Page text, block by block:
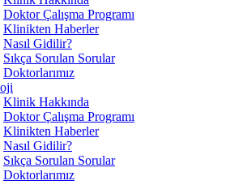
Doktor Çalışma Programı
Klinikten Haberler
Nasıl Gidilir?
Sıkça Sorulan Sorular
Doktorlarımız
Klinik Hakkında
Doktor Çalışma Programı
Klinikten Haberler
Nasıl Gidilir?
Sıkça Sorulan Sorular
Doktorlarımız